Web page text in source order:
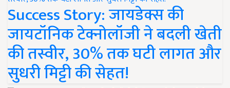
Success Story: जायडेक्स की
जायटॉनिक टेक्नोलॉजी ने बदली खेती
की तस्वीर, 30% तक घटी लागत और
सुधरी मिट्टी की सेहत!